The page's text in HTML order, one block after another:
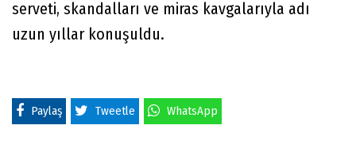
serveti, skandalları ve miras kavgalarıyla adı
uzun yıllar konuşuldu.
Paylaş Tweetle WhatsApp